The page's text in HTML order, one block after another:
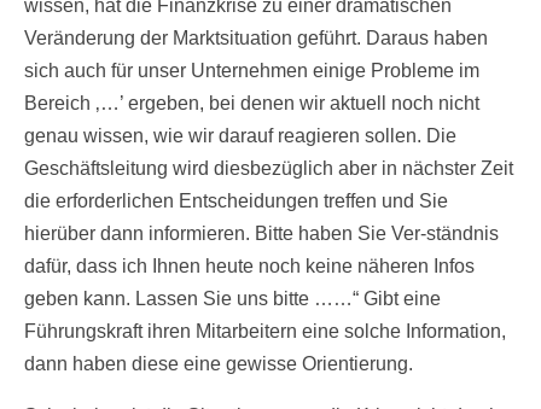
wissen, hat die Finanzkrise zu einer dramatischen
Veränderung der Marktsituation geführt. Daraus haben
sich auch für unser Unternehmen einige Probleme im
Bereich ‚…’ ergeben, bei denen wir aktuell noch nicht
genau wissen, wie wir darauf reagieren sollen. Die
Geschäftsleitung wird diesbezüglich aber in nächster Zeit
die erforderlichen Entscheidungen treffen und Sie
hierüber dann informieren. Bitte haben Sie Ver-ständnis
dafür, dass ich Ihnen heute noch keine näheren Infos
geben kann. Lassen Sie uns bitte ……“ Gibt eine
Führungskraft ihren Mitarbeitern eine solche Information,
dann haben diese eine gewisse Orientierung.